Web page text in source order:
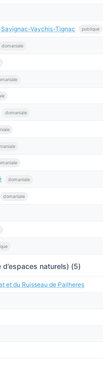
Vaychis-Tignac publique
domaniale
domaniale
domaniale
domaniale
naturels) (5)
et du Ruisseau de Pailheres